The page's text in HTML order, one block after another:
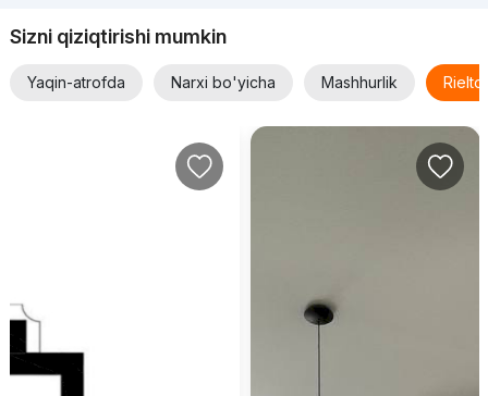
Sizni qiziqtirishi mumkin
Yaqin-atrofda Narxi bo'yicha Mashhurlik